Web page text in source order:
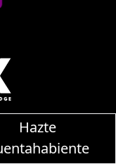
Hazte